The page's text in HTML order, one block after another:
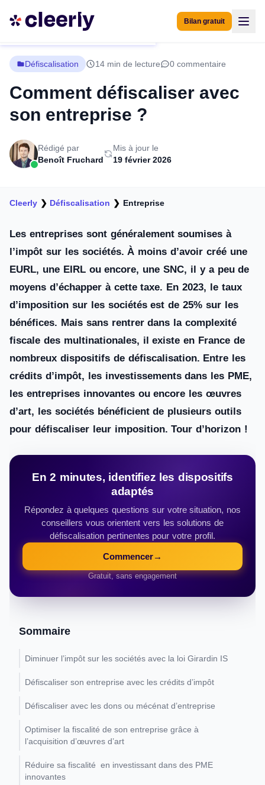
Bilan gratuit
Défiscalisation 14 min de lecture 0 commentaire
Comment défiscaliser avec
son entreprise ?
Rédigé par
Benoît Fruchard
Mis à jour le
19 février 2026
Cleerly ❯ Défiscalisation ❯ Entreprise
Les entreprises sont généralement soumises à
l’impôt sur les sociétés. À moins d’avoir créé une
EURL, une EIRL ou encore, une SNC, il y a peu de
moyens d’échapper à cette taxe. En 2023, le taux
d’imposition sur les sociétés est de 25% sur les
bénéfices. Mais sans rentrer dans la complexité
fiscale des multinationales, il existe en France de
nombreux dispositifs de défiscalisation. Entre les
crédits d’impôt, les investissements dans les PME,
les entreprises innovantes ou encore les œuvres
d’art, les sociétés bénéficient de plusieurs outils
pour défiscaliser leur imposition. Tour d’horizon !
En 2 minutes, identifiez les dispositifs
adaptés
Répondez à quelques questions sur votre situation, nos
conseillers vous orientent vers les solutions de
défiscalisation pertinentes pour votre profil.
Commencer→
Gratuit, sans engagement
Sommaire
Diminuer l’impôt sur les sociétés avec la loi Girardin IS
Défiscaliser son entreprise avec les crédits d’impôt
Défiscaliser avec les dons ou mécénat d’entreprise
Optimiser la fiscalité de son entreprise grâce à
l’acquisition d’œuvres d’art
Réduire sa fiscalité en investissant dans des PME
innovantes